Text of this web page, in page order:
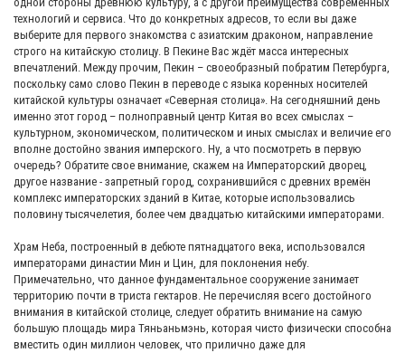
технологий и сервиса. Что до конкретных адресов, то если вы даже
выберите для первого знакомства с азиатским драконом, направление
строго на китайскую столицу. В Пекине Вас ждёт масса интересных
впечатлений. Между прочим, Пекин – своеобразный побратим Петербурга,
поскольку само слово Пекин в переводе с языка коренных носителей
китайской культуры означает «Северная столица». На сегодняшний день
именно этот город – полноправный центр Китая во всех смыслах –
культурном, экономическом, политическом и иных смыслах и величие его
вполне достойно звания имперского. Ну, а что посмотреть в первую
очередь? Обратите свое внимание, скажем на Императорский дворец,
другое название - запретный город, сохранившийся с древних времён
комплекс императорских зданий в Китае, которые использовались
половину тысячелетия, более чем двадцатью китайскими императорами.
Храм Неба, построенный в дебюте пятнадцатого века, использовался
императорами династии Мин и Цин, для поклонения небу.
Примечательно, что данное фундаментальное сооружение занимает
территорию почти в триста гектаров. Не перечисляя всего достойного
внимания в китайской столице, следует обратить внимание на самую
большую площадь мира Тяньаньмэнь, которая чисто физически способна
вместить один миллион человек, что прилично даже для